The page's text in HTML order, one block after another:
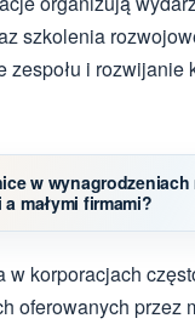
szkolenia
zespołu i rozwijanie
w wynagrodzeniach
małymi firmami?
w korporacjach
oferowanych przez